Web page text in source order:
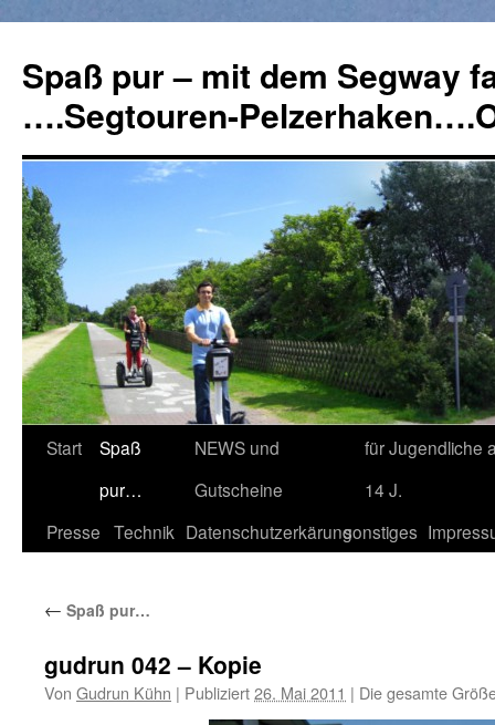
Spaß pur – mit dem Segway
….Segtouren-
Springe
Inhalt
Start
Spaß
pur…
NEWS und
Gutscheine
für Jugendliche
14 J.
Presse Technik Datenschutzerkärungsonstiges
← Spaß pur…
gudrun 042 – Kopie
Von Gudrun Kühn | Publiziert26. Mai 2011 | Die gesamte